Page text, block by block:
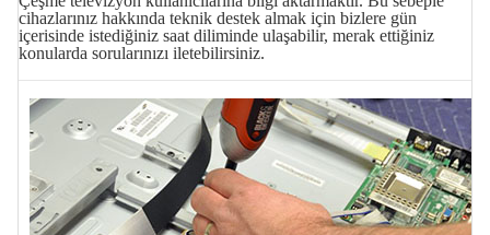
cihazlarınız hakkında teknik destek almak için bizlere gün
içerisinde istediğiniz saat diliminde ulaşabilir, merak ettiğiniz
konularda sorularınızı iletebilirsiniz.